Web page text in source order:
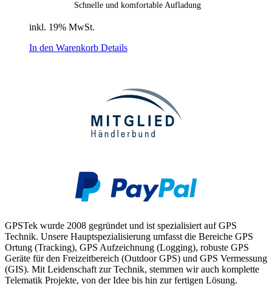
Schnelle und komfortable Aufladung
inkl. 19% MwSt.
In den Warenkorb Details
GPSTek wurde 2008 gegründet und ist spezialisiert auf GPS
Technik. Unsere Hauptspezialisierung umfasst die Bereiche GPS
Ortung (Tracking), GPS Aufzeichnung (Logging), robuste GPS
Geräte für den Freizeitbereich (Outdoor GPS) und GPS Vermessung
(GIS). Mit Leidenschaft zur Technik, stemmen wir auch komplette
Telematik Projekte, von der Idee bis hin zur fertigen Lösung.